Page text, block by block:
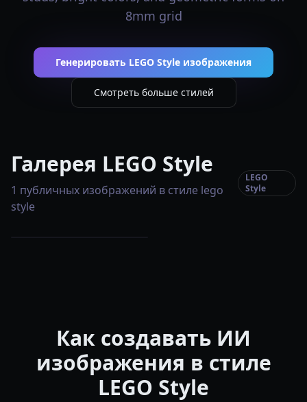
8mm grid
Генерировать LEGO Style изображения
Смотреть больше стилей
Галерея LEGO Style
1 публичных изображений в стиле lego
style
LEGO
Style
Как создавать ИИ
изображения в стиле
LEGO Style